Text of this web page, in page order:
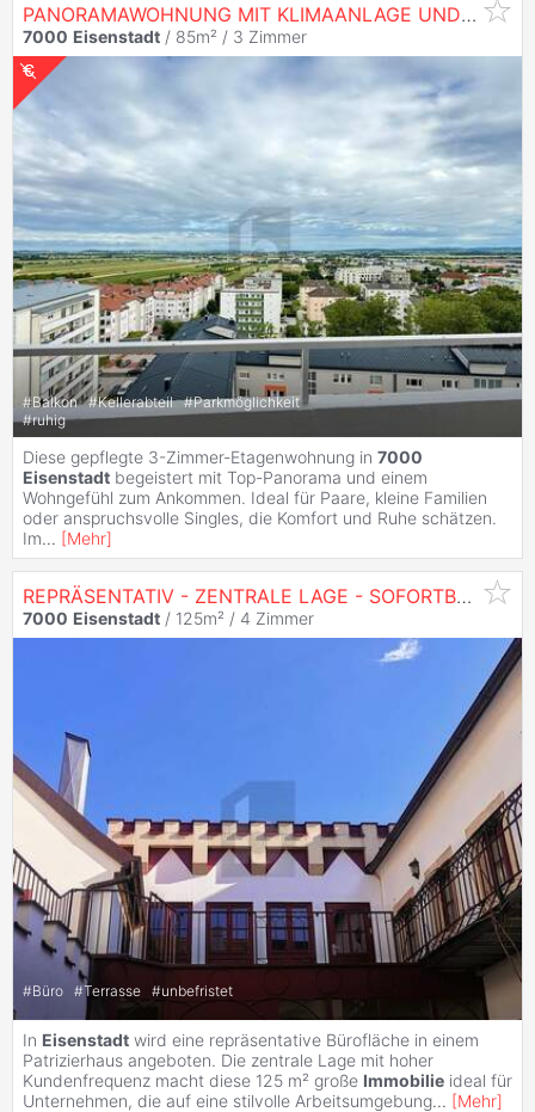
PANORAMAWOHNUNG MIT KLIMAANLAGE UND SONNIGEM SÜD-OST BALKON
7000 Eisenstadt / 85m² / 3 Zimmer
#Balkon #Kellerabteil #Parkmöglichkeit
#ruhig
Diese gepflegte 3-Zimmer-Etagenwohnung in 7000
Eisenstadt begeistert mit Top-Panorama und einem
Wohngefühl zum Ankommen. Ideal für Paare, kleine Familien
oder anspruchsvolle Singles, die Komfort und Ruhe schätzen.
Im... [Mehr]
REPRÄSENTATIV - ZENTRALE LAGE - SOFORTBEZUG MÖGLICH
7000 Eisenstadt / 125m² / 4 Zimmer
#Büro #Terrasse #unbefristet
In Eisenstadt wird eine repräsentative Bürofläche in einem
Patrizierhaus angeboten. Die zentrale Lage mit hoher
Kundenfrequenz macht diese 125 m² große Immobilie ideal für
Unternehmen, die auf eine stilvolle Arbeitsumgebung... [Mehr]